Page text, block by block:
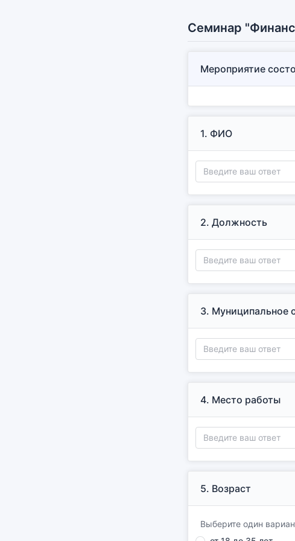
Семинар
Мероприятие
1. ФИО
2. Должность
3. Муниципальное
4. Место работы
5. Возраст
Выберите один